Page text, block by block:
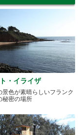
・イライザ
景色が素晴らしいフランク
秘密の場所